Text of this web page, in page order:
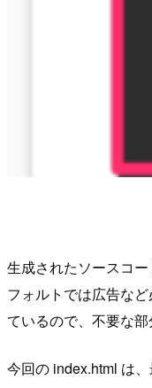
生成されたソースコ
フォルトでは広告な
ているので、不要な部
今回の index.html は